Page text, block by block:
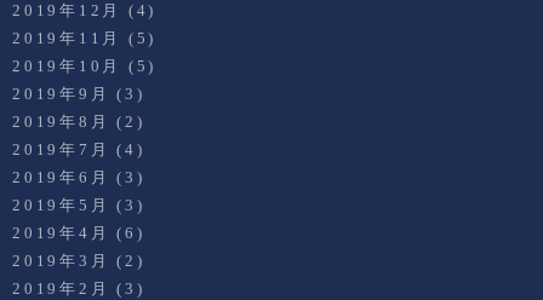
2019年12月
(4)
2019年11月
(5)
2019年10月
(5)
2019年9月
(3)
2019年8月
(2)
2019年7月
(4)
2019年6月
(3)
2019年5月
(3)
2019年4月
(6)
2019年3月
(2)
2019年2月
(3)